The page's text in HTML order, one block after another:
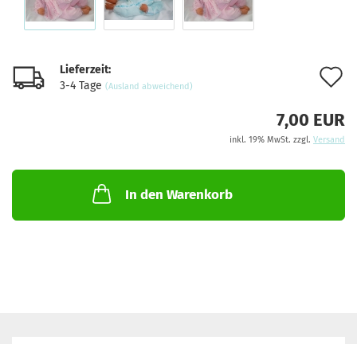
Lieferzeit:
3-4 Tage (Ausland abweichend)
7,00 EUR
inkl. 19% MwSt. zzgl. Versand
In den Warenkorb